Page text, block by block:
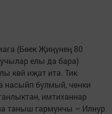
(Бөек Җиңүнең 80
елы да бара)
көй иҗат итә. Тик
насыйп булмый, чөнки
имтиханнар
таныш гармунчы – Илнур